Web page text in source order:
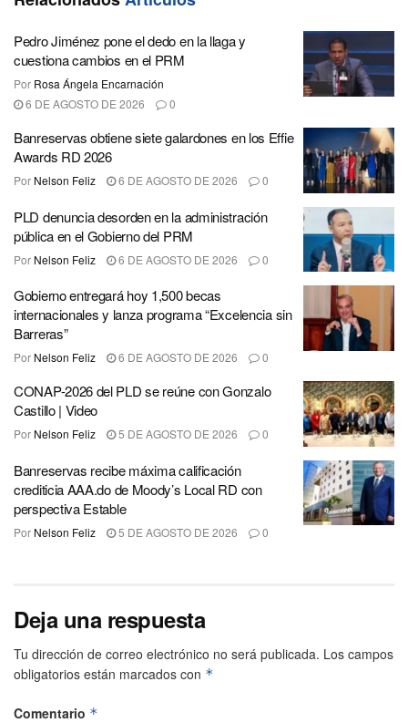
Pedro Jiménez pone el dedo en la llaga y
cuestiona cambios en el PRM
Por Rosa Ángela Encarnación
6 DE AGOSTO DE 2026
0
Banreservas obtiene siete galardones en los Effie
Awards RD 2026
Por Nelson Feliz 6 DE AGOSTO DE 2026 0
PLD denuncia desorden en la administración
pública en el Gobierno del PRM
Por Nelson Feliz 6 DE AGOSTO DE 2026 0
Gobierno entregará hoy 1,500 becas
internacionales y lanza programa “Excelencia sin
Barreras”
Por Nelson Feliz 6 DE AGOSTO DE 2026 0
CONAP-2026 del PLD se reúne con Gonzalo
Castillo | Video
Por Nelson Feliz 5 DE AGOSTO DE 2026 0
Banreservas recibe máxima calificación
crediticia AAA.do de Moody’s Local RD con
perspectiva Estable
Por Nelson Feliz 5 DE AGOSTO DE 2026 0
Deja una respuesta
Tu dirección de correo electrónico no será publicada. Los campos
obligatorios están marcados con *
Comentario *